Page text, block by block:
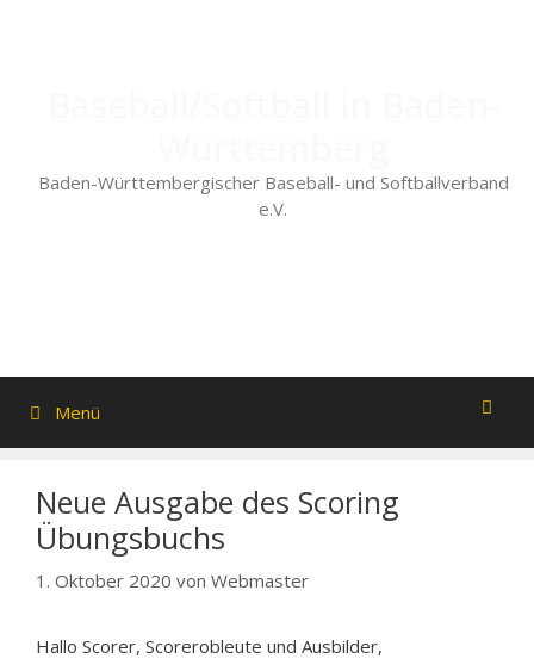
Baden-Württembergischer Baseball- und Softballverband
e.V.
Menü
Neue Ausgabe des Scoring
Übungsbuchs
1. Oktober 2020 von Webmaster
Hallo Scorer, Scorerobleute und Ausbilder,